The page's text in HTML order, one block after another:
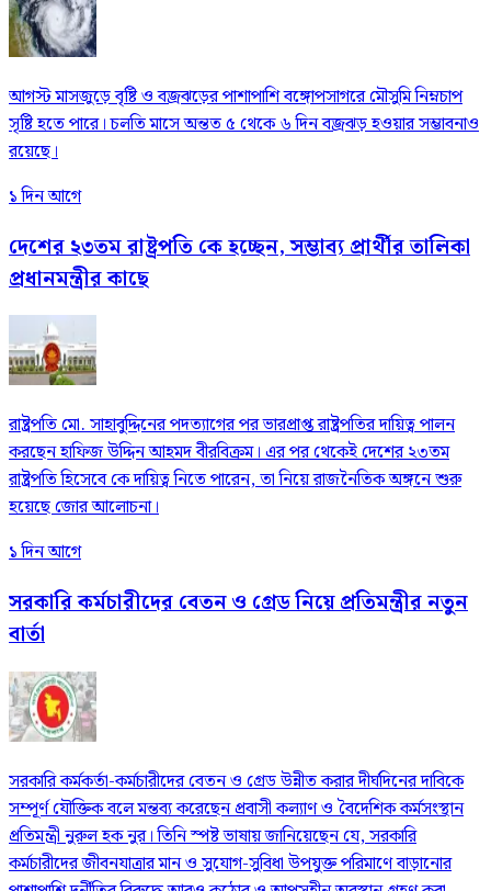
আগস্ট মাসজুড়ে বৃষ্টি ও বজ্রঝড়ের পাশাপাশি বঙ্গোপসাগরে মৌসুমি নিম্নচাপ
সৃষ্টি হতে পারে। চলতি মাসে অন্তত ৫ থেকে ৬ দিন বজ্রঝড় হওয়ার সম্ভাবনাও
রয়েছে।
১ দিন আগে
দেশের ২৩তম রাষ্ট্রপতি কে হচ্ছেন, সম্ভাব্য প্রার্থীর তালিকা
প্রধানমন্ত্রীর কাছে
রাষ্ট্রপতি মো. সাহাবুদ্দিনের পদত্যাগের পর ভারপ্রাপ্ত রাষ্ট্রপতির দায়িত্ব পালন
করছেন হাফিজ উদ্দিন আহমদ বীরবিক্রম। এর পর থেকেই দেশের ২৩তম
রাষ্ট্রপতি হিসেবে কে দায়িত্ব নিতে পারেন, তা নিয়ে রাজনৈতিক অঙ্গনে শুরু
হয়েছে জোর আলোচনা।
১ দিন আগে
সরকারি কর্মচারীদের বেতন ও গ্রেড নিয়ে প্রতিমন্ত্রীর নতুন
বার্তা
সরকারি কর্মকর্তা-কর্মচারীদের বেতন ও গ্রেড উন্নীত করার দীর্ঘদিনের দাবিকে
সম্পূর্ণ যৌক্তিক বলে মন্তব্য করেছেন প্রবাসী কল্যাণ ও বৈদেশিক কর্মসংস্থান
প্রতিমন্ত্রী নুরুল হক নুর। তিনি স্পষ্ট ভাষায় জানিয়েছেন যে, সরকারি
কর্মচারীদের জীবনযাত্রার মান ও সুযোগ-সুবিধা উপযুক্ত পরিমাণে বাড়ানোর